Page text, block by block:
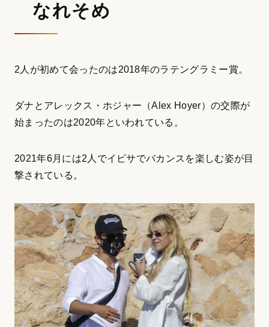
なれそめ
2人が初めて会ったのは2018年のラテングラミー賞。
ダナとアレックス・ホジャー（Alex Hoyer）の交際が
始まったのは2020年といわれている。
2021年6月には2人でイビサでバカンスを楽しむ姿が目
撃されている。